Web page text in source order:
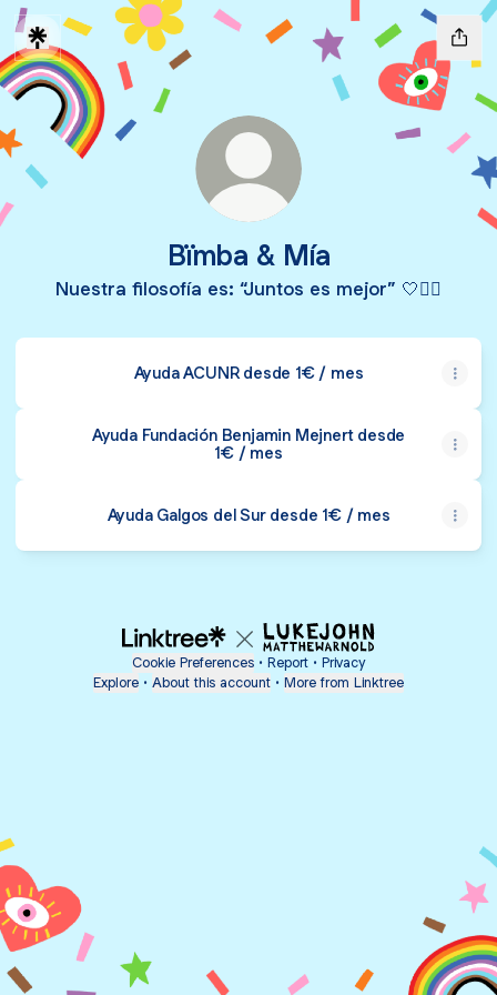
Bïmba & Mía
Nuestra filosofía es: “Juntos es mejor” 🤍✊🏼
Ayuda ACUNR desde 1€ / mes
Ayuda Fundación Benjamin Mejnert desde
1€ / mes
Ayuda Galgos del Sur desde 1€ / mes
Cookie Preferences • Report • Privacy
Explore • About this account • More from Linktree